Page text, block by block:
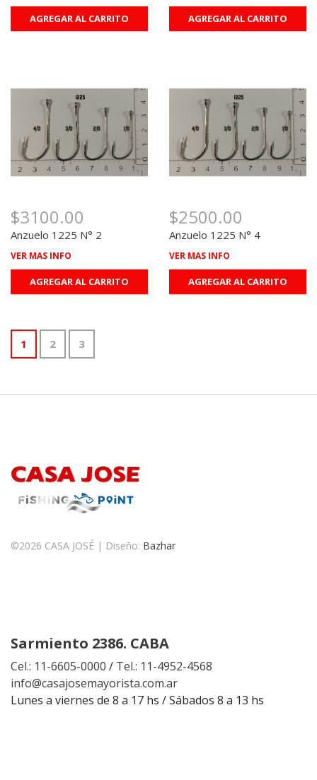
AGREGAR AL CARRITO AGREGAR AL CARRITO
$3100.00
Anzuelo 1225 N° 2
VER MAS INFO
AGREGAR AL CARRITO
$2500.00
Anzuelo 1225 N° 4
VER MAS INFO
AGREGAR AL CARRITO
1 2 3
©2026 CASA JOSÉ | Diseño: Bazhar
Sarmiento 2386. CABA
Cel.: 11-6605-0000 / Tel.: 11-4952-4568
info@casajosemayorista.com.ar
Lunes a viernes de 8 a 17 hs / Sábados 8 a 13 hs